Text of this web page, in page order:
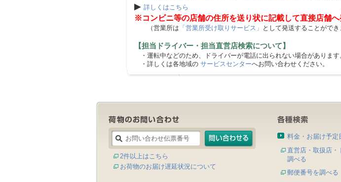
▶ 詳しくはこちら
※コンビニ等の店舗の住所を送り状に記載して直接店舗へ
（営業所は 「営業所受け取りサービス」 として発送することができ
【担当ドライバー・担当直営店検索について】
・運転中などのため、ドライバーが電話に出られない場合があります
・詳しくは各地域の サービスセンターへお問い合わせください。
2件以上はこちら
お荷物のお届け遅延状況について
料金・お届け予定
直営店・取扱店・
調べる
郵便番号を調べる